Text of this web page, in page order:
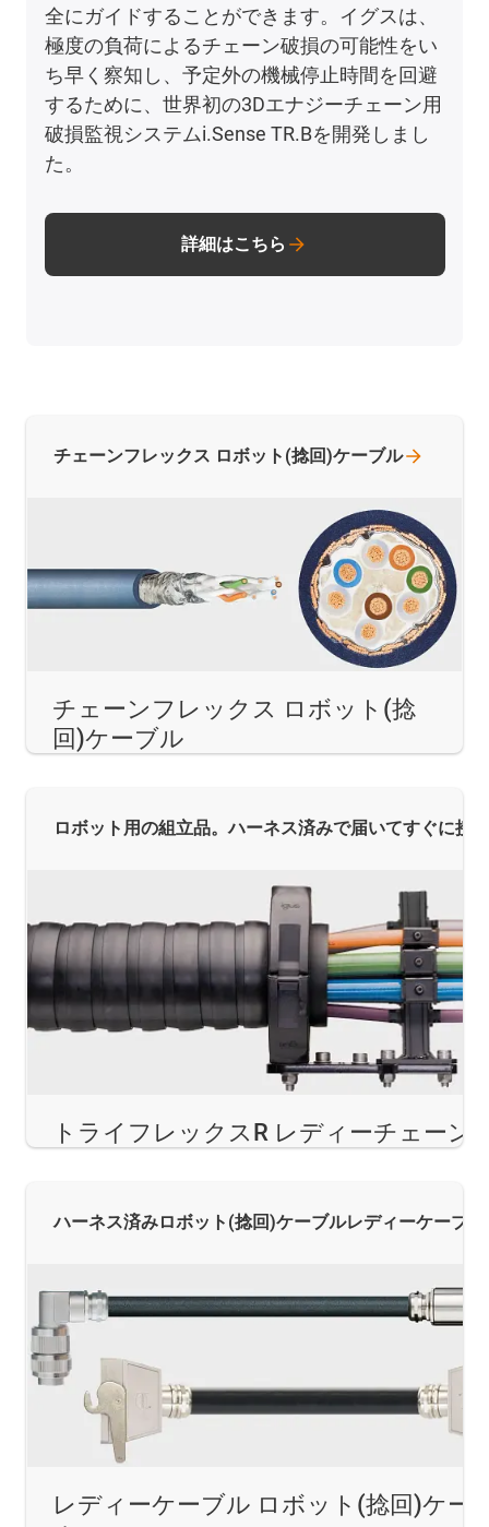
全にガイドすることができます。イグスは、
極度の負荷によるチェーン破損の可能性をい
ち早く察知し、予定外の機械停止時間を回避
するために、世界初の3Dエナジーチェーン用
破損監視システムi.Sense TR.Bを開発しまし
た。
詳細はこちら
チェーンフレックス ロボット(捻
回)ケーブル
チェーンフレックス ロボット(捻回)ケーブル
トライフレックスR レディーチェーン
ロボット用の組立品。ハーネス済みで届いてすぐに接
レディーケーブル ロボット(捻回)ケー
ハーネス済みロボット(捻回)ケーブルレディーケーブル